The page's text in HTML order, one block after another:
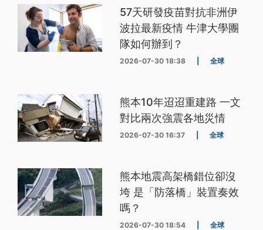
57天研發疫苗對抗非洲伊
波拉最新疫情 牛津大學團
隊如何辦到？
2026-07-30 18:38 全球
熊本10年迢迢重建路 一文
對比兩次強震各地災情
2026-07-30 16:37 全球
熊本地震高架橋錯位卻沒
垮 是「防落橋」裝置奏效
嗎？
2026-07-30 18:54 全球